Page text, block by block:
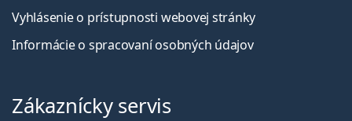
Vyhlásenie o prístupnosti webovej stránky
Informácie o spracovaní osobných údajov
Zákaznícky servis